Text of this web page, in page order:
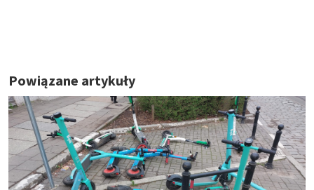
Powiązane artykuły